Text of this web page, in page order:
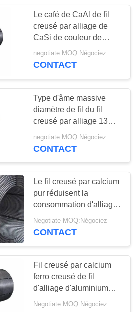
par
22
sidérurgie
Ferro
Le café de CaAl de fil
creusé par alliage de
CaSi de couleur de
nature augmente
considérablement le
negotiate MOQ:Négociez
CONTACT
Type d'âme massive
diamètre de fil du fil
creusé par alliage 13mm
pour la sidérurgie et la
fonderie
negotiate MOQ:Négociez
CONTACT
Le fil creusé par calcium
pur réduisent la
consommation d'alliage
réduisant le coût de
sidérurgie
Negotiate MOQ:Négociez
CONTACT
Fil creusé par calcium
ferro creusé de fil
d'alliage d'aluminium
pour le traitement en
Negotiate MOQ:Négociez